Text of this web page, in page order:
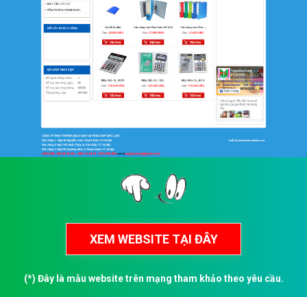
(*) Đây là mẫu website trên mạng tham khảo theo yêu cầu.